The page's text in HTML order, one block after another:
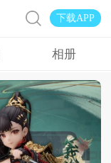
下载APP
相册